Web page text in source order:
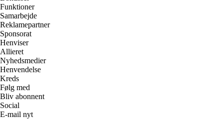
Funktioner
Samarbejde
Reklamepartner
Sponsorat
Henviser
Allieret
Nyhedsmedier
Henvendelse
Kreds
Følg med
Bliv abonnent
Social
E-mail nyt